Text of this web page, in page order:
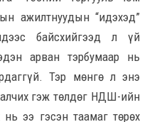
ажилтнуудын “идэхэд”
байсхийгээд л үй
арван тэрбумаар нь
Тэр мөнгө л энэ
гэж төлдөг НДШ-ийн
ээ гэсэн таамаг төрөх